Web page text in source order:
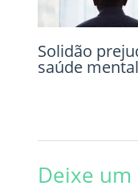
Solidão
saúde
A função
emocional
Deixe